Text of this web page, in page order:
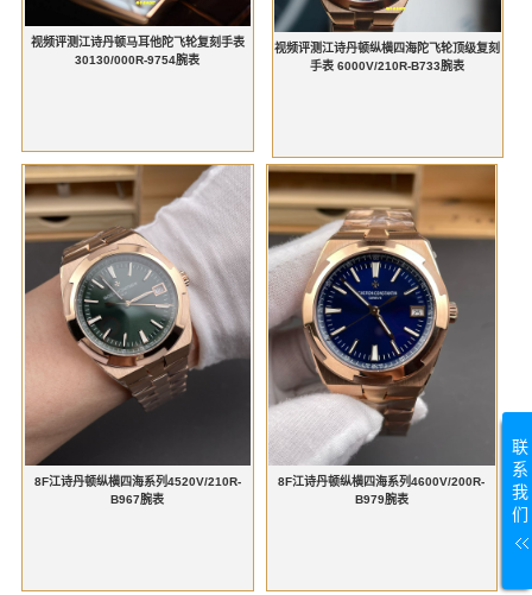
视频评测江诗丹顿马耳他陀飞轮复刻手表
30130/000R-9754腕表
视频评测江诗丹顿纵横四海陀飞轮顶级复刻
手表 6000V/210R-B733腕表
8F江诗丹顿纵横四海系列4520V/210R-
B967腕表
8F江诗丹顿纵横四海系列4600V/200R-
B979腕表
联
系
我
们